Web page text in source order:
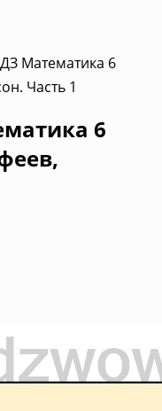
Математика 6
Часть 1
6